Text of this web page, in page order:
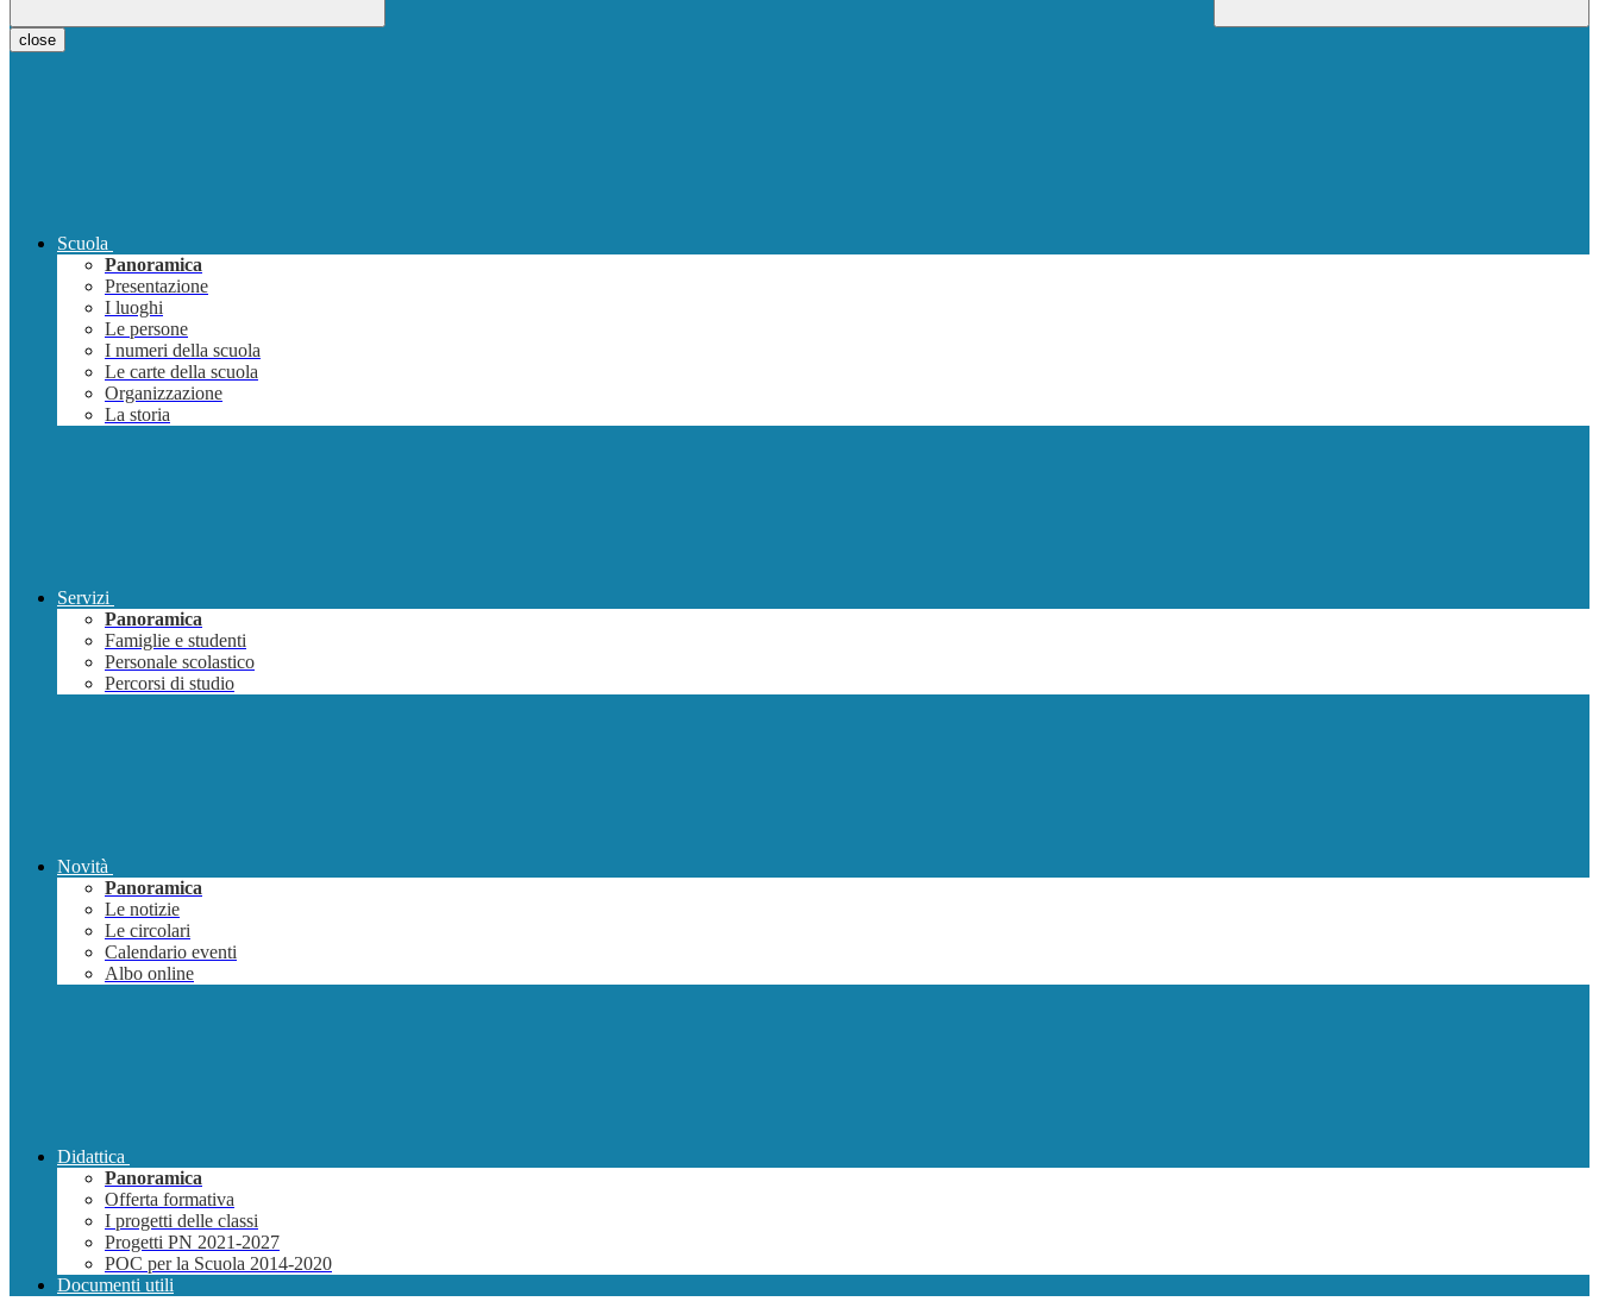
close
Scuola
Panoramica
Presentazione
I luoghi
Le persone
I numeri della scuola
Le carte della scuola
Organizzazione
La storia
Servizi
Panoramica
Famiglie e studenti
Personale scolastico
Percorsi di studio
Novità
Panoramica
Le notizie
Le circolari
Calendario eventi
Albo online
Didattica
Panoramica
Offerta formativa
I progetti delle classi
Progetti PN 2021-2027
POC per la Scuola 2014-2020
Documenti utili